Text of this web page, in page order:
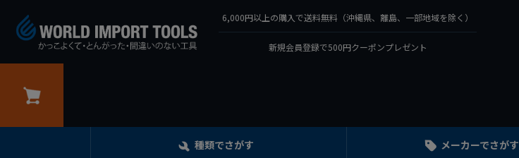
6,000円以上の購入で送料無料（沖縄県、離島、一部地域を除く）
新規会員登録で500円クーポンプレゼント
種類でさがす メーカーでさがす